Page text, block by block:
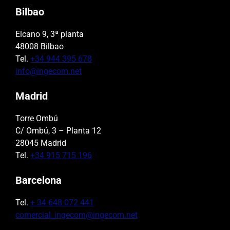
Bilbao
Elcano 9, 3ª planta
48008 Bilbao
Tel. +34 944 395 678
info@ingecom.net
Madrid
Torre Ombú
C/ Ombú, 3 – Planta 12
28045 Madrid
Tel. +34 915 715 196
Barcelona
Tel. + 34 648 072 441
comercial_ingecom@ingecom.net